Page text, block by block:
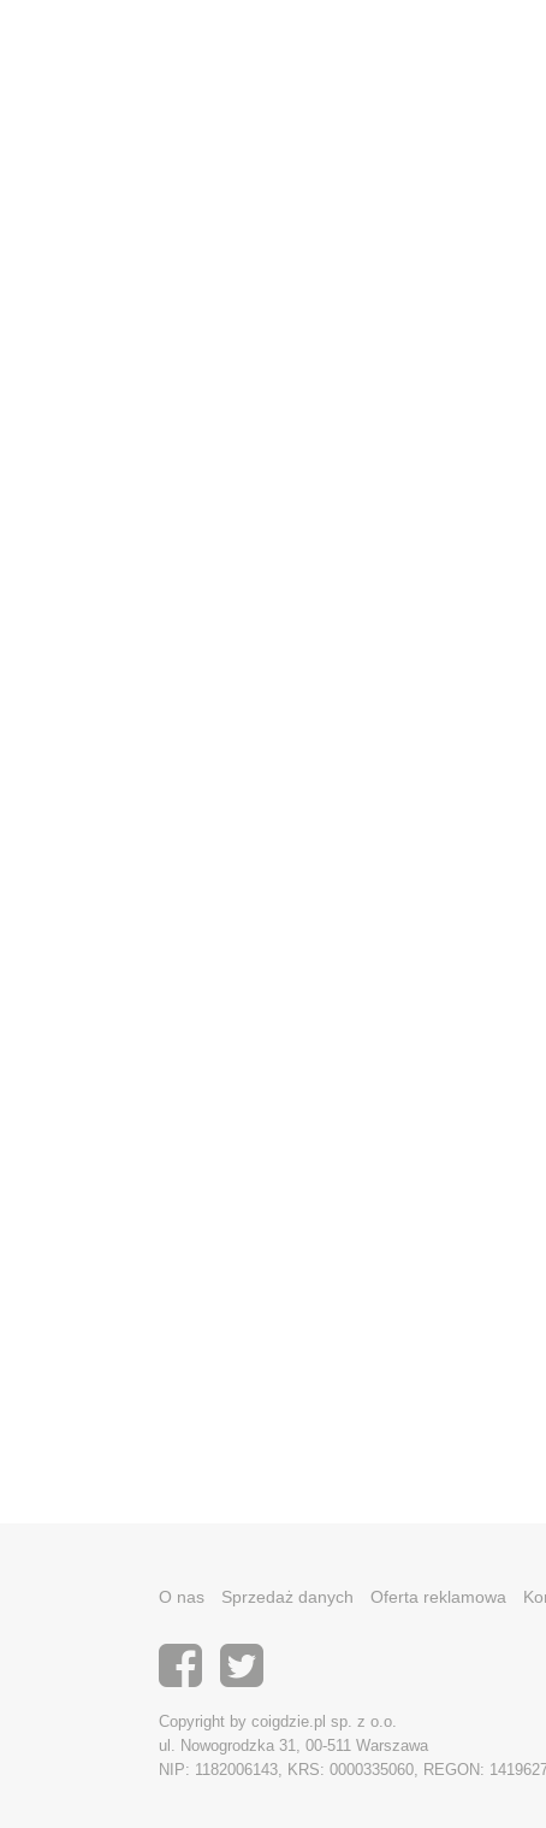
O nas Sprzedaż danych Oferta reklamowa
Copyright by coigdzie.pl sp. z o.o.
ul. Nowogrodzka 31, 00-511 Warszawa
NIP: 1182006143, KRS: 0000335060, REGON: